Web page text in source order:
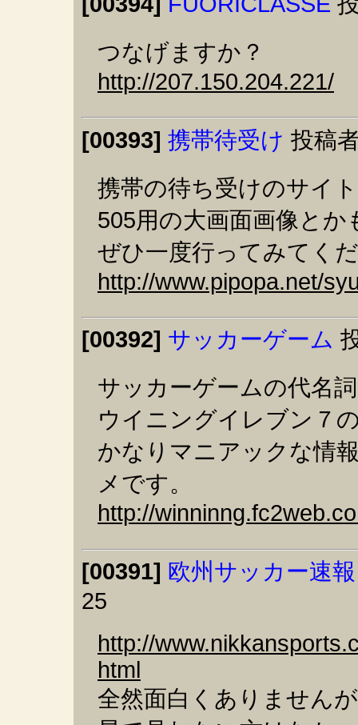
つなげますか？
http://207.150.204.221/
[00393] 携帯待受け 投稿
携帯の待ち受けのサイ
505用の大画面画像とか
ぜひ一度行ってみてく
http://www.pipopa.net/
[00392] サッカーゲーム
サッカーゲームの代名
ウイニングイレブン７
かなりマニアックな情
メです。
http://
[00391] 欧州サッカー速報
25
http://
html
全然面白くありません